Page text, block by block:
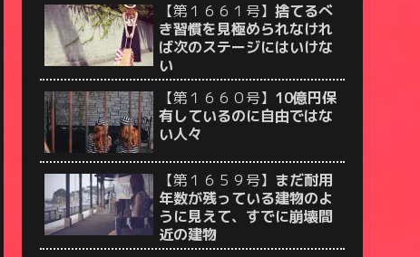
【第１６６１号】 捨てるべ
き習慣を見極められなけれ
ば次のステージにはいけな
い
【第１６６０号】 10億円保
有しているのに自由ではな
い人々
【第１６５９号】 まだ耐用
年数が残っている建物のよ
うに見えて、すでに崩壊間
近の建物